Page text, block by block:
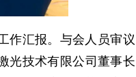
作汇报。与会人员审议
光技术有限公司董事长